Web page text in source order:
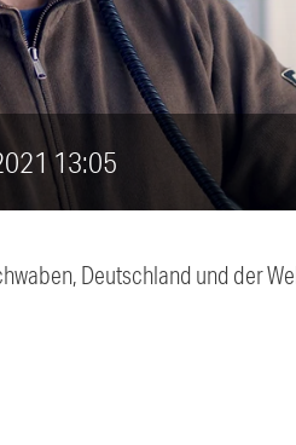
13:05
Deutschland und der